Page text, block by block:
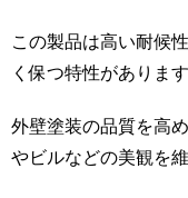
この製品は高い耐候
く保つ特性があります
外壁塗装の品質を高
やビルなどの美観を